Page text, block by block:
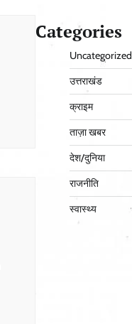
Categories
Uncategorized
उत्तराखंड
क्राइम
ताज़ा खबर
देश/दुनिया
राजनीति
स्वास्थ्य